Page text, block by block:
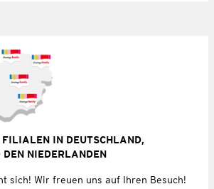
IN DEUTSCHLAND,
DEN NIEDERLANDEN
sich! Wir freuen uns auf Ihren Besuch!